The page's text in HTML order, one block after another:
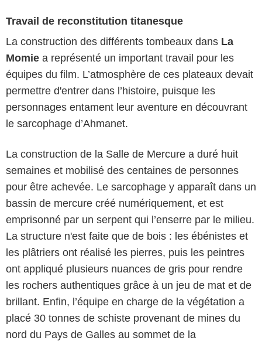
Travail de reconstitution titanesque
La construction des différents tombeaux dans La
Momie a représenté un important travail pour les
équipes du film. L’atmosphère de ces plateaux devait
permettre d'entrer dans l’histoire, puisque les
personnages entament leur aventure en découvrant
le sarcophage d’Ahmanet.
La construction de la Salle de Mercure a duré huit
semaines et mobilisé des centaines de personnes
pour être achevée. Le sarcophage y apparaît dans un
bassin de mercure créé numériquement, et est
emprisonné par un serpent qui l’enserre par le milieu.
La structure n'est faite que de bois : les ébénistes et
les plâtriers ont réalisé les pierres, puis les peintres
ont appliqué plusieurs nuances de gris pour rendre
les rochers authentiques grâce à un jeu de mat et de
brillant. Enfin, l’équipe en charge de la végétation a
placé 30 tonnes de schiste provenant de mines du
nord du Pays de Galles au sommet de la